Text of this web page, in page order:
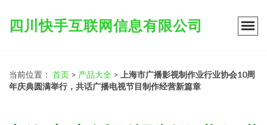
四川快手互联网信息有限公司
当前位置： 首页 > 产品大全 >
上海市广播影视制作业行业协会10周
年庆典圆满举行，共话广播电视节目制作经营新篇章